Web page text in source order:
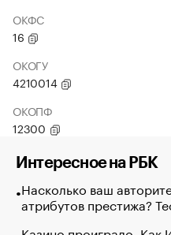
ОКФС
16
ОКОГУ
4210014
ОКОПФ
12300
Интересное на РБК
Насколько ваш
атрибутов престижа?